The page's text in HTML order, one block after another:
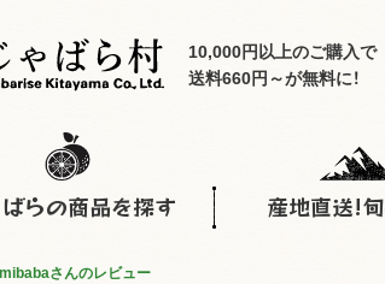
10,000円以上のご購入で
送料660円～が無料に！
らの商品を探す 産地直送!
さんのレビュー